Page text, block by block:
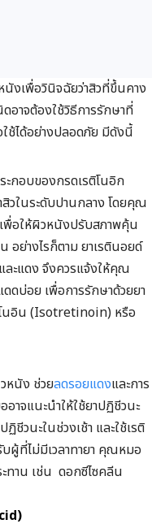
งเพื่อวินิจฉัยว่าสิวที่ขึ้นคาง
อาจต้องใช้วิธีการรักษาที่
ช้ได้อย่างปลอดภัย มีดังนี้
กอบของกรดเรติโนอิก
วในระดับปานกลาง โดยคุณ
พื่อให้ผิวหนังปรับสภาพคุ้น
ย่างไรก็ตาม ยาเรตินอยด์
ละแดง จึงควรแจ้งให้คุณ
ดบ่อย เพื่อการรักษาด้วยยา
โนอิน (Isotretinoin) หรือ
หนัง ช่วยลดรอยแดงและการ
าจแนะนำให้ใช้ยาปฏิชีวนะ
ชีวนะในช่วงเช้า และใช้เรติ
ผู้ที่ไม่มีเวลาทายา คุณหมอ
ทาน เช่น ดอกซีไซคลีน